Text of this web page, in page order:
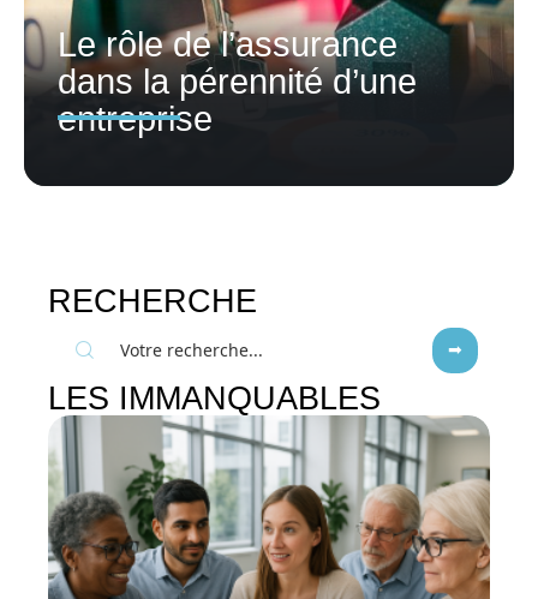
Le rôle de l’assurance
dans la pérennité d’une
entreprise
RECHERCHE
LES IMMANQUABLES